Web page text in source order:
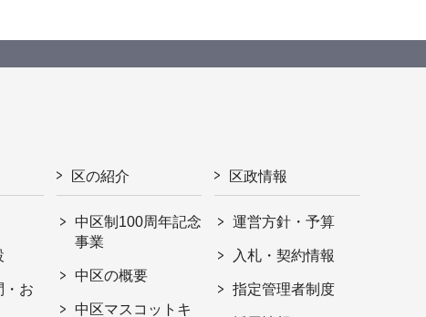
・お
区の紹介
中区制100周年記念
事業
中区の概要
中区マスコットキ
区政情報
運営方針・予算
入札・契約情報
指定管理者制度